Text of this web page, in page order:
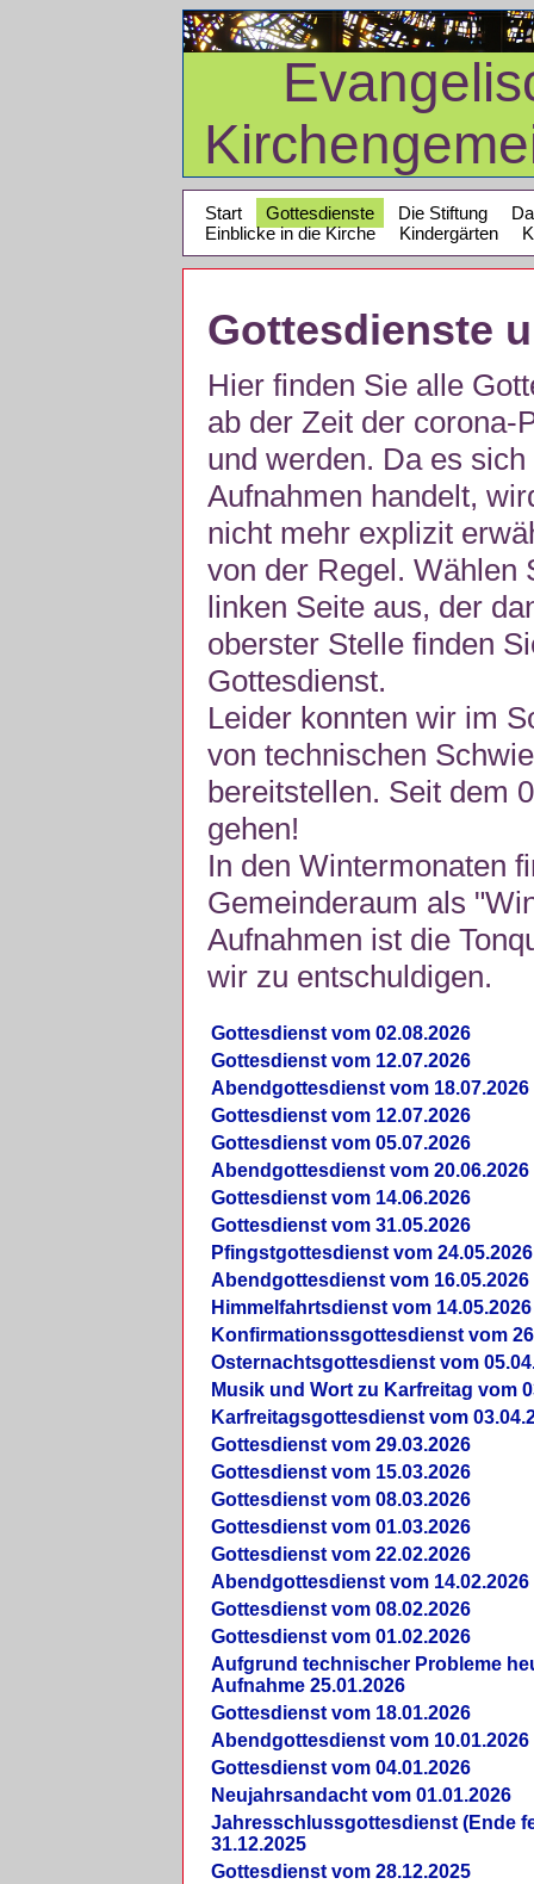
Start Gottesdienste Die Stiftung
Einblicke in die Kirche
Kindergärten
Gottesdienste
Hier finden Sie alle
ab der Zeit der corona-
und werden. Da es
Aufnahmen handelt,
nicht mehr explizit
von der Regel. Wählen
linken Seite aus, der
oberster Stelle finden
Gottesdienst.
Leider konnten wir im
von technischen
bereitstellen. Seit dem
gehen!
In den Wintermonaten
Gemeinderaum als
Aufnahmen ist die
wir zu entschuldigen.
Gottesdienst vom 02.08.2026
Gottesdienst vom 12.07.2026
Abendgottesdienst vom 18.07.2026
Gottesdienst vom 12.07.2026
Gottesdienst vom 05.07.2026
Abendgottesdienst vom 20.06.2026
Gottesdienst vom 14.06.2026
Gottesdienst vom 31.05.2026
Pfingstgottesdienst vom 24.05.2026
Abendgottesdienst vom 16.05.2026
Himmelfahrtsdienst vom 14.05.2026
Konfirmationssgottesdienst vom
Osternachtsgottesdienst vom
Musik und Wort zu Karfreitag vom
Karfreitagsgottesdienst vom
Gottesdienst vom 29.03.2026
Gottesdienst vom 15.03.2026
Gottesdienst vom 08.03.2026
Gottesdienst vom 01.03.2026
Gottesdienst vom 22.02.2026
Abendgottesdienst vom 14.02.2026
Gottesdienst vom 08.02.2026
Gottesdienst vom 01.02.2026
Aufgrund technischer Probleme
Aufnahme 25.01.2026
Gottesdienst vom 18.01.2026
Abendgottesdienst vom 10.01.2026
Gottesdienst vom 04.01.2026
Neujahrsandacht vom 01.01.2026
Jahresschlussgottesdienst (Ende
31.12.2025
Gottesdienst vom 28.12.2025